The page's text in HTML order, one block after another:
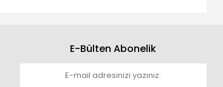
E-Bülten Abonelik